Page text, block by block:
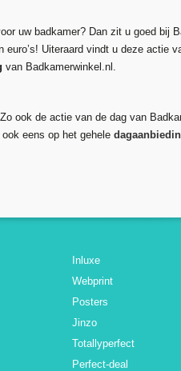
uw badkamer? Dan zit u goed bij
Uiteraard vindt u deze actie
van Badkamerwinkel.nl.
ook de actie van de dag van
eens op het gehele
Inluxe
Webprint
Posters
Jinzo
Totallyperfect
Perfect-deal